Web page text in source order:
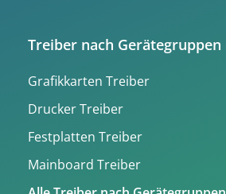
Treiber nach Gerätegruppen
Grafikkarten Treiber
Drucker Treiber
Festplatten Treiber
Mainboard Treiber